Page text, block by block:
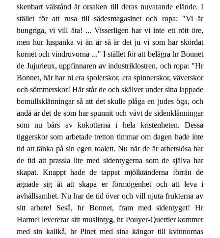
skenbart välstånd är orsaken till deras nuvarande elände. I
stället för att rusa till sädesmagasinet och ropa: "Vi är
hungriga, vi vill äta! ... Visserligen har vi inte ett rött öre,
men hur luspanka vi än är så är det ju vi som har skördat
kornet och vindruvorna ..." I stället för att belägra hr Bonnet
de Jujurieux, uppfinnaren av industriklostren, och ropa: "Hr
Bonnet, här har ni era spolerskor, era spinnerskor, väverskor
och sömmerskor! Här står de och skälver under sina lappade
bomullsklänningar så att det skulle plåga en judes öga, och
ändå är det de som har spunnit och vävt de sidenklänningar
som nu bärs av kokotterna i hela kristenheten. Dessa
tiggerskor som arbetade tretton timmar om dagen hade inte
tid att tänka på sin egen toalett. Nu när de är arbetslösa har
de tid att prassla lite med sidentygerna som de själva har
skapat. Knappt hade de tappat mjölktänderna förrän de
ägnade sig åt att skapa er förmögenhet och att leva i
avhållsamhet. Nu har de tid över och vill njuta frukterna av
sitt arbete! Seså, hr Bonnet, fram med sidentyget! Hr
Harmel levererar sitt muslintyg, hr Pouyer-Quertier kommer
med sin kalikå, hr Pinet med sina kängor till kvinnornas